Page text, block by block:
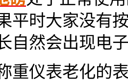
平时大家没有
自然会出现电
重仪表老化的